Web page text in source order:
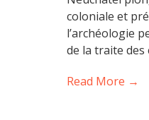
coloniale et
l’archéologie
de la traite des
Read More →